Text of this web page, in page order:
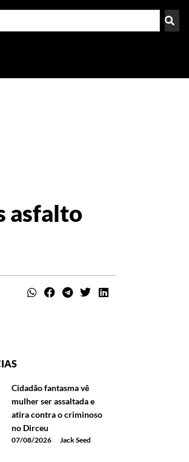
asfalto
Cidadão fantasma vê
mulher ser assaltada e
atira contra o criminoso
no Dirceu
07/08/2026 Jack Seed